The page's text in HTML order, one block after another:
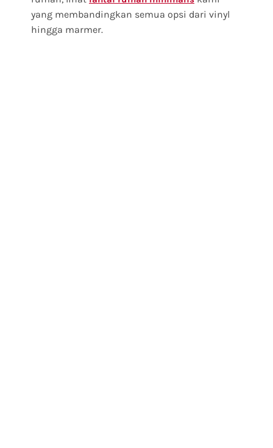
yang membandingkan semua opsi dari vinyl
hingga marmer.